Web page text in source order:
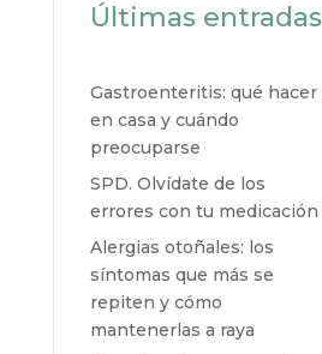
Últimas entradas
Gastroenteritis: qué hacer
en casa y cuándo
preocuparse
SPD. Olvídate de los
errores con tu medicación
Alergias otoñales: los
síntomas que más se
repiten y cómo
mantenerlas a raya